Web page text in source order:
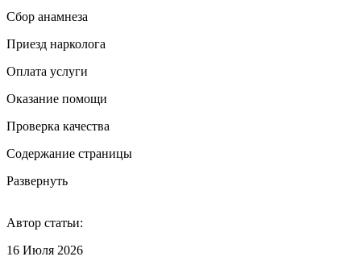
Сбор анамнеза
Приезд нарколога
Оплата услуги
Оказание помощи
Проверка качества
Содержание страницы
Развернуть
Автор статьи:
16 Июля 2026